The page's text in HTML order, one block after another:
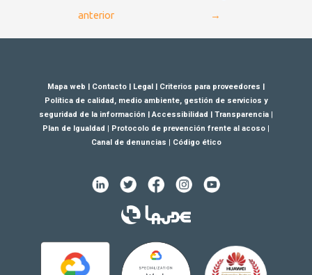
anterior
→
Mapa web Contacto Legal Criterios para proveedores
Política de calidad, medio ambiente, gestión de servicios y
seguridad de la información |Accessibilidad Transparencia
Plan de Igualdad
Protocolo de prevención frente al acoso
Canal de denuncias
Código ético